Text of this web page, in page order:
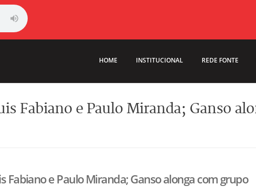
HOME INSTITUCIONAL REDE FONTE
Fabiano e Paulo Miranda; Ganso
Fabiano e Paulo Miranda; Ganso alonga com grupo